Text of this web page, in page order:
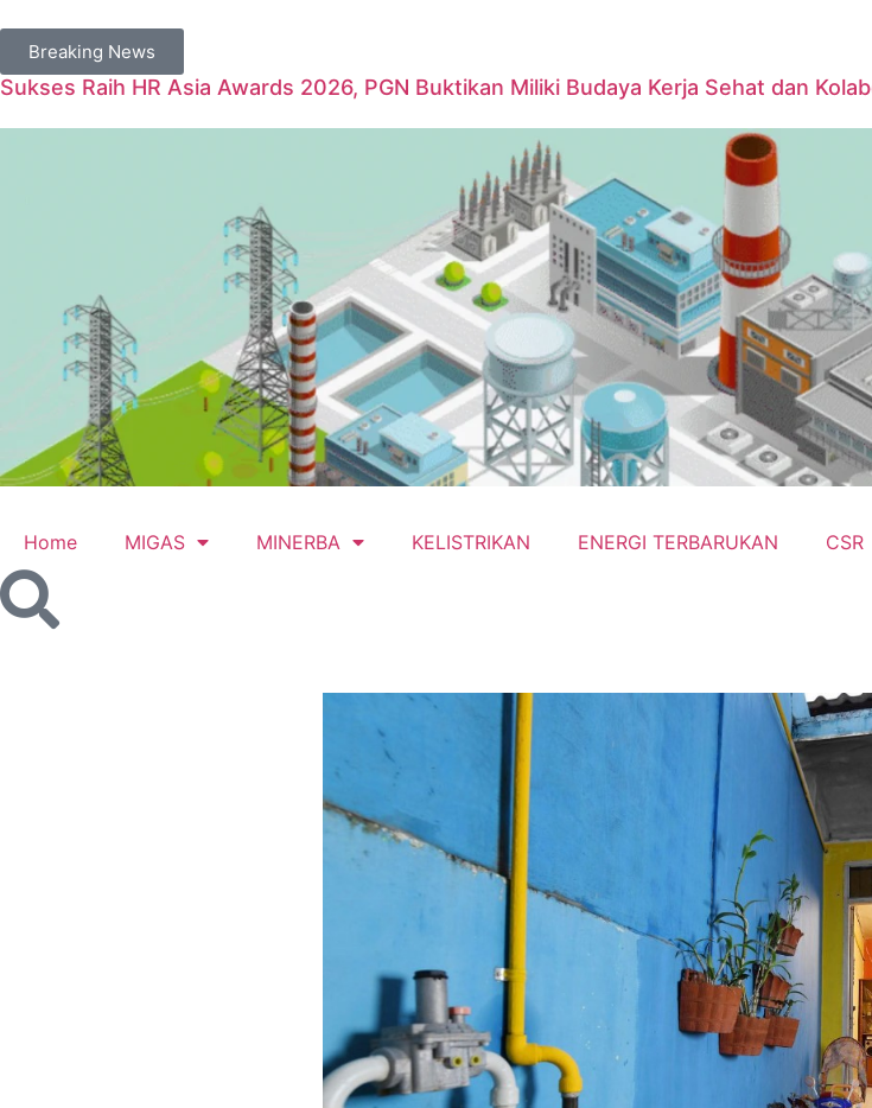
Breaking News
Sukses Raih HR Asia Awards 2026, PGN Buktikan Miliki Budaya Kerja Sehat dan
Home MIGAS MINERBA KELISTRIKAN ENERGI TERBARUKAN CSR